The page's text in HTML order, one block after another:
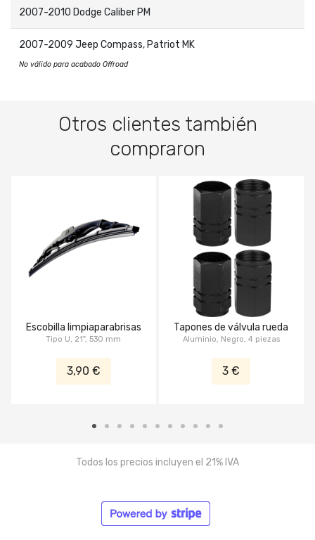
2007-2010 Dodge Caliber PM
2007-2009 Jeep Compass, Patriot MK
No válido para acabado Offroad
Otros clientes también
compraron
Escobilla limpiaparabrisas
Tipo U, 21", 530 mm
3,90 €
Tapones de válvula rueda
Aluminio, Negro, 4 piezas
3 €
Todos los precios incluyen el 21% IVA